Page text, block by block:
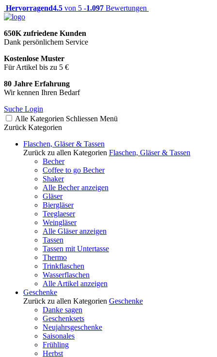
Hervorragend4.5 von 5 -1.097 Bewertungen
650K zufriedene Kunden
Dank persönlichem Service
Kostenlose Muster
Für Artikel bis zu 5 €
80 Jahre Erfahrung
Wir kennen Ihren Bedarf
Suche Login
Alle Kategorien Schliessen Menü
Zurück Kategorien
Flaschen, Gläser & Tassen
Zurück zu allen Kategorien Flaschen, Gläser & Tassen
Becher
Coffee to go Becher
Shaker
Alle Becher anzeigen
Gläser
Biergläser
Teeglaeser
Weingläser
Alle Gläser anzeigen
Tassen
Tassen mit Untertasse
Thermo
Trinkflaschen
Wasserflaschen
Alle Artikel anzeigen
Geschenke
Zurück zu allen Kategorien Geschenke
Danke sagen
Geschenksets
Neujahrsgeschenke
Saisonales
Frühling
Herbst